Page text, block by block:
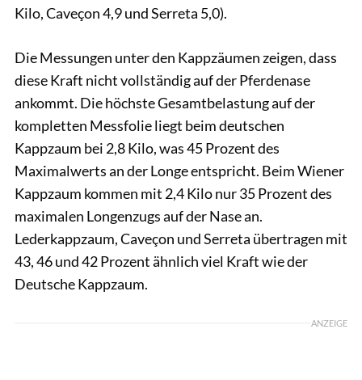
Kilo, Caveçon 4,9 und Serreta 5,0).
Die Messungen unter den Kappzäumen zeigen, dass
diese Kraft nicht vollständig auf der Pferdenase
ankommt. Die höchste Gesamtbelastung auf der
kompletten Messfolie liegt beim deutschen
Kappzaum bei 2,8 Kilo, was 45 Prozent des
Maximalwerts an der Longe entspricht. Beim Wiener
Kappzaum kommen mit 2,4 Kilo nur 35 Prozent des
maximalen Longenzugs auf der Nase an.
Lederkappzaum, Caveçon und Serreta übertragen mit
43, 46 und 42 Prozent ähnlich viel Kraft wie der
Deutsche Kappzaum.
ANZEIGE